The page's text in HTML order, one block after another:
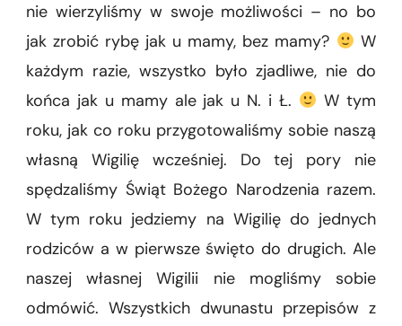
nie wierzyliśmy w swoje możliwości – no bo
jak zrobić rybę jak u mamy, bez mamy?
W
każdym razie, wszystko było zjadliwe, nie do
końca jak u mamy ale jak u N. i Ł.
W tym
roku, jak co roku przygotowaliśmy sobie naszą
własną Wigilię wcześniej. Do tej pory nie
spędzaliśmy Świąt Bożego Narodzenia razem.
W tym roku jedziemy na Wigilię do jednych
rodziców a w pierwsze święto do drugich. Ale
naszej własnej Wigilii nie mogliśmy sobie
odmówić. Wszystkich dwunastu przepisów z